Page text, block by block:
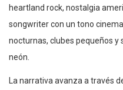
heartland rock, nostalgia
songwriter con un tono
nocturnas, clubes pequeños
neón.
La narrativa avanza a través